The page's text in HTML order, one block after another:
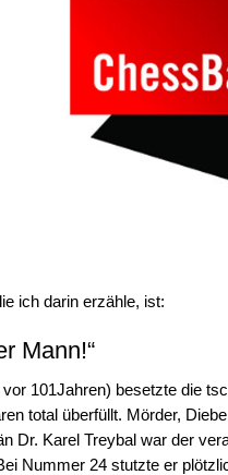
ich darin erzähle, ist:
Mann!“
101Jahren) besetzte die
total überfüllt. Mörder,
Dr. Karel Treybal war der
Nummer 24 stutzte er